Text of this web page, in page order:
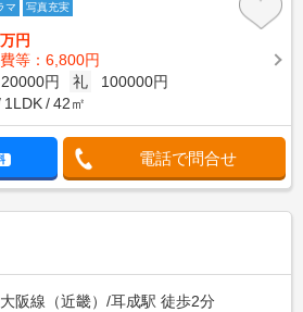
マ 写真充実
万円
等：6,800円
20000円 礼
100000円
1LDK 42㎡
電話で問合せ
阪線（近畿）/耳成駅 徒歩2分